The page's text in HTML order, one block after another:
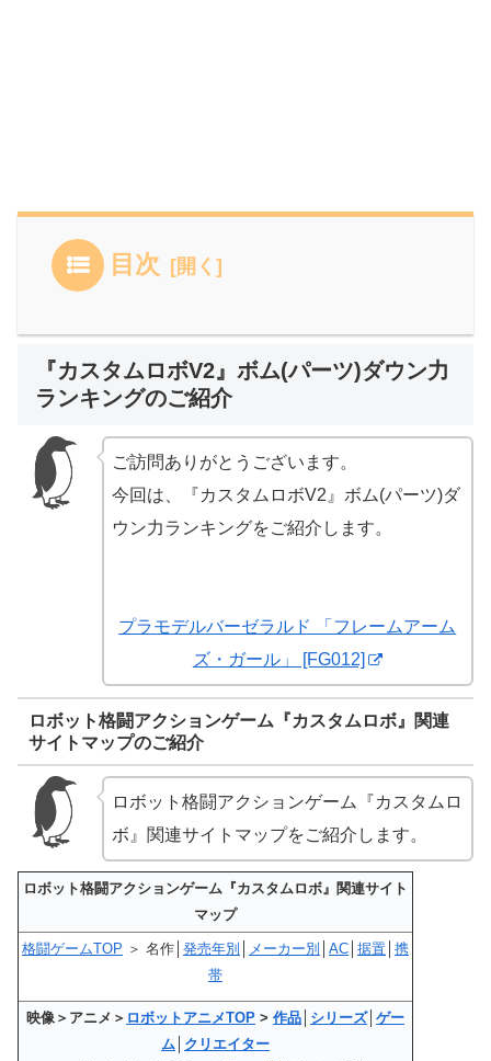
目次
『カスタムロボV2』ボム(パーツ)ダウン力
ランキングのご紹介
ご訪問ありがとうございます。
今回は、『カスタムロボV2』ボム(パーツ)ダ
ウン力ランキングをご紹介します。
プラモデルバーゼラルド 「フレームアーム
ズ・ガール」 [FG012]
ロボット格闘アクションゲーム『カスタムロボ』関連
サイトマップのご紹介
ロボット格闘アクションゲーム『カスタムロ
ボ』関連サイトマップをご紹介します。
ロボット格闘アクションゲーム『カスタムロボ』関連サイト
マップ
格闘ゲームTOP ＞ 名作│ 発売年別 メーカー別 AC 据置 携
帯
映像＞アニメ＞ ロボットアニメTOP > 作品 シリーズ│ ゲー
ム クリエイター